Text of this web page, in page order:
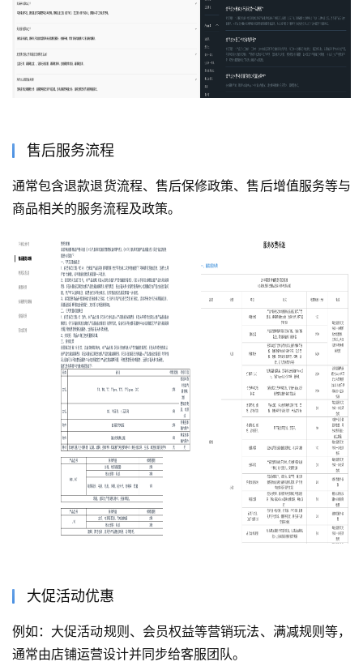
售后服务流程
通常包含退款退货流程、售后保修政策、售后增值服务等与
商品相关的服务流程及政策。
大促活动优惠
例如：大促活动规则、会员权益等营销玩法、满减规则等，
通常由店铺运营设计并同步给客服团队。